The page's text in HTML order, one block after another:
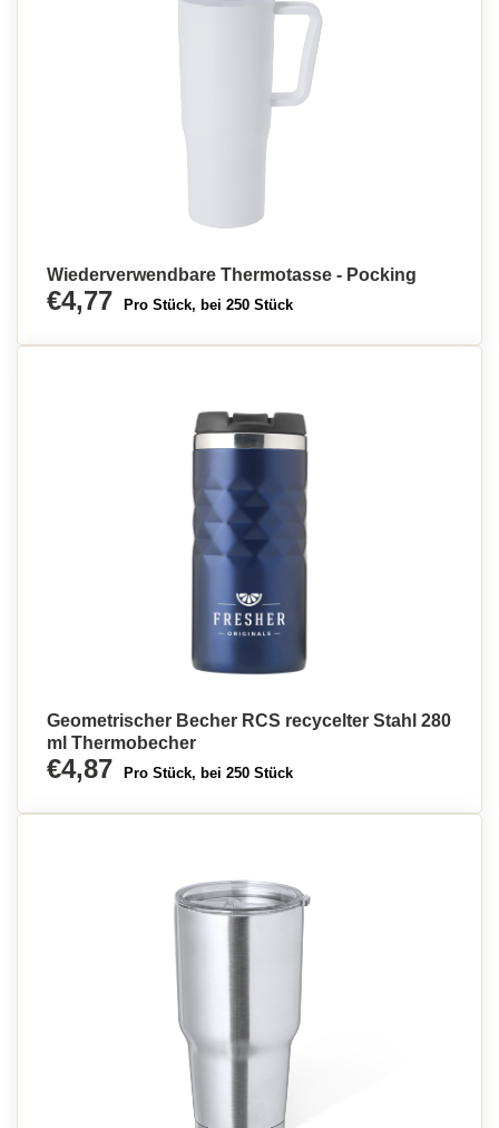
Wiederverwendbare Thermotasse - Pocking
€4,77 Pro Stück, bei 250 Stück
Geometrischer Becher RCS recycelter Stahl 280
ml Thermobecher
€4,87 Pro Stück, bei 250 Stück